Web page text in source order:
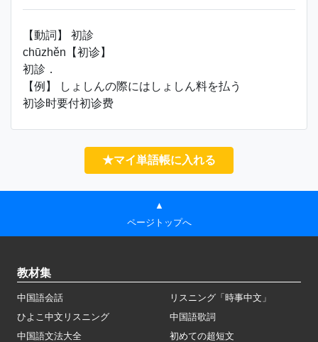
【動詞】 初診
chūzhěn【初诊】
初診．
【例】 しょしんの際にはしょしん料を払う
初诊时要付初诊费
★マイ単語帳に入れる
▲
ページトップへ
教材集
中国語会話
リスニング「時事中文」
ひよこ中文リスニング
中国語歌詞
中国語文法大全
初めての超短文